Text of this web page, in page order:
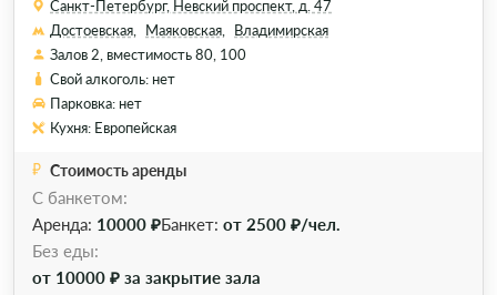
Санкт-Петербург, Невский проспект, д. 47
Достоевская,
Маяковская,
Владимирская
Залов 2, вместимость 80, 100
Свой алкоголь: нет
Парковка: нет
Кухня: Европейская
Стоимость аренды
С банкетом:
Аренда: 10000 ₽Банкет: от 2500 ₽/чел.
Без еды:
от 10000 ₽ за закрытие зала